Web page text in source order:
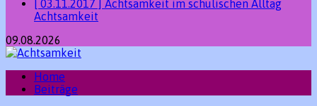
[ 03.11.2017 ] Achtsamkeit im schulischen Alltag
Achtsamkeit
09.08.2026
Home
Beiträge